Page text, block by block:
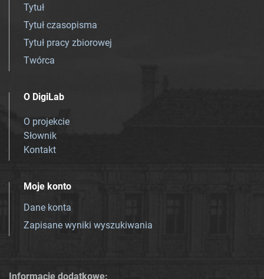
Tytuł
Tytuł czasopisma
Tytuł pracy zbiorowej
Twórca
O DigiLab
O projekcie
Słownik
Kontakt
Moje konto
Dane konta
Zapisane wyniki wyszukiwania
Informacje dodatkowe: